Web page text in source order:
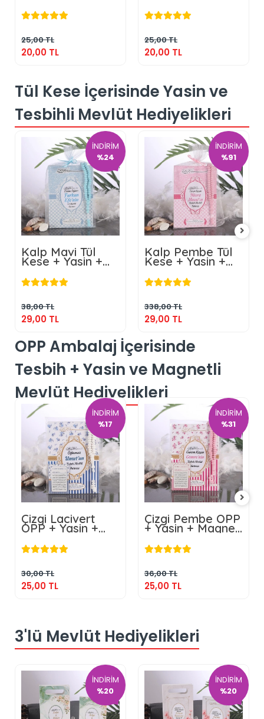
Lokumluk +
Magnet
25,00 TL
20,00 TL
20,00 TL Lokumluk +
Magnet
25,00 TL
20,00 TL
20,00 TL
Tül Kese İçerisinde Yasin ve
Tesbihli Mevlüt Hediyelikleri
İNDİRİM
%24
Kalp Mavi Tül
Kese + Yasin +
Tesbih
38,00 TL
29,00 TL
29,00 TL
İNDİRİM
%91
Kalp Pembe Tül
Kese + Yasin +
Tesbih
338,00 TL
29,00 TL
29,00 TL
OPP Ambalaj İçerisinde
Tesbih + Yasin ve Magnetli
Mevlüt Hediyelikleri
İNDİRİM
%17
Çizgi Lacivert
OPP + Yasin +
Magnet + Tesbih
30,00 TL
25,00 TL
25,00 TL
İNDİRİM
%31
Çizgi Pembe OPP
+ Yasin + Magnet
+ Tesbih
36,00 TL
25,00 TL
25,00 TL
3'lü Mevlüt Hediyelikleri
İNDİRİM
%20
İNDİRİM
%20